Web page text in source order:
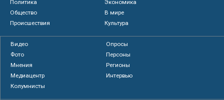
Политика
Экономика
Общество
В мире
Происшествия
Культура
Видео
Опросы
Фото
Персоны
Мнения
Регионы
Медиацентр
Интервью
Колумнисты